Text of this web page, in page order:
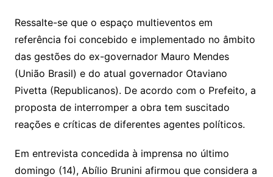
Ressalte-se que o espaço multieventos em
referência foi concebido e implementado no âmbito
das gestões do ex-governador Mauro Mendes
(União Brasil) e do atual governador Otaviano
Pivetta (Republicanos). De acordo com o Prefeito, a
proposta de interromper a obra tem suscitado
reações e críticas de diferentes agentes políticos.
Em entrevista concedida à imprensa no último
domingo (14), Abílio Brunini afirmou que considera a